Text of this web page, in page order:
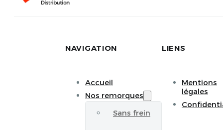
NAVIGATION
Accueil
Nos remorques
Sans frein
LIENS
Mentions
légales